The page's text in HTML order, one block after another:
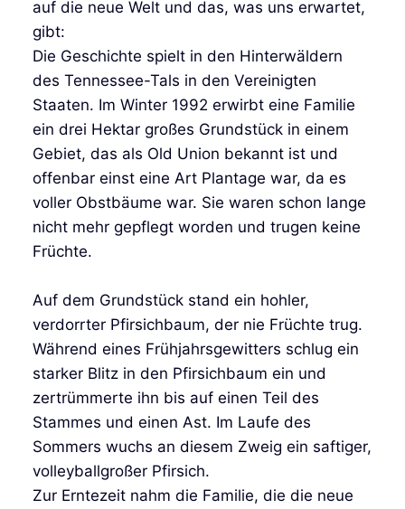
auf die neue Welt und das, was uns erwartet,
gibt:
Die Geschichte spielt in den Hinterwäldern
des Tennessee-Tals in den Vereinigten
Staaten. Im Winter 1992 erwirbt eine Familie
ein drei Hektar großes Grundstück in einem
Gebiet, das als Old Union bekannt ist und
offenbar einst eine Art Plantage war, da es
voller Obstbäume war. Sie waren schon lange
nicht mehr gepflegt worden und trugen keine
Früchte.
Auf dem Grundstück stand ein hohler,
verdorrter Pfirsichbaum, der nie Früchte trug.
Während eines Frühjahrsgewitters schlug ein
starker Blitz in den Pfirsichbaum ein und
zertrümmerte ihn bis auf einen Teil des
Stammes und einen Ast. Im Laufe des
Sommers wuchs an diesem Zweig ein saftiger,
volleyballgroßer Pfirsich.
Zur Erntezeit nahm die Familie, die die neue